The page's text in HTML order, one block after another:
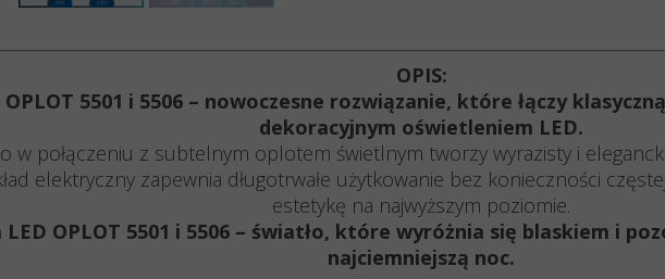
OPIS:
OPLOT 5501 i 5506 – nowoczesne rozwiązanie, które łączy
dekoracyjnym oświetleniem LED.
w połączeniu z subtelnym oplotem świetlnym tworzy wyrazisty i
elektryczny zapewnia długotrwałe użytkowanie bez konieczności
estetykę na najwyższym poziomie.
LED OPLOT 5501 i 5506 – światło, które wyróżnia się blaskiem i
najciemniejszą noc.